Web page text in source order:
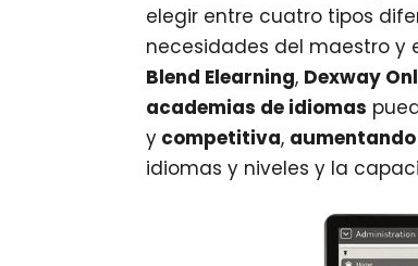
elegir entre cuatro tipos
necesidades del maestro y
Blend Elearning, Dexway
academias de idiomas
y competitiva, aumentando
idiomas y niveles y la